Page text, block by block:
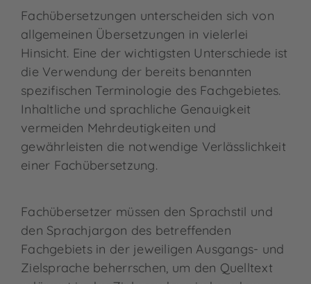
Fachübersetzungen unterscheiden sich von
allgemeinen Übersetzungen in vielerlei
Hinsicht. Eine der wichtigsten Unterschiede ist
die Verwendung der bereits benannten
spezifischen Terminologie des Fachgebietes.
Inhaltliche und sprachliche Genauigkeit
vermeiden Mehrdeutigkeiten und
gewährleisten die notwendige Verlässlichkeit
einer Fachübersetzung.
Fachübersetzer müssen den Sprachstil und
den Sprachjargon des betreffenden
Fachgebiets in der jeweiligen Ausgangs- und
Zielsprache beherrschen, um den Quelltext